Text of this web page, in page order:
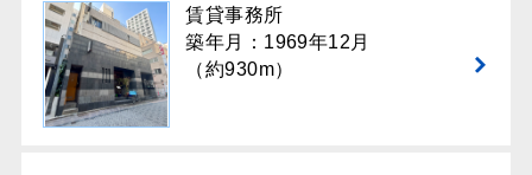
賃貸事務所
築年月：1969年12月
（約930m）